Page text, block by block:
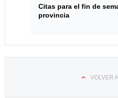
Citas para el fin de
provincia
VOLVER